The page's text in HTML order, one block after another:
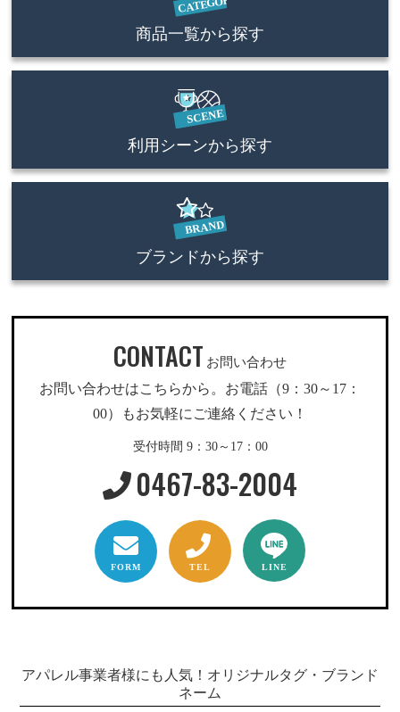
商品一覧から探す
利用シーンから探す
ブランドから探す
CONTACT お問い合わせ
お問い合わせはこちらから。お電話（9：30～17：
00）もお気軽にご連絡ください！
受付時間 9：30～17：00
0467-83-2004
FORM TEL LINE
アパレル事業者様にも人気！オリジナルタグ・ブランド
ネーム